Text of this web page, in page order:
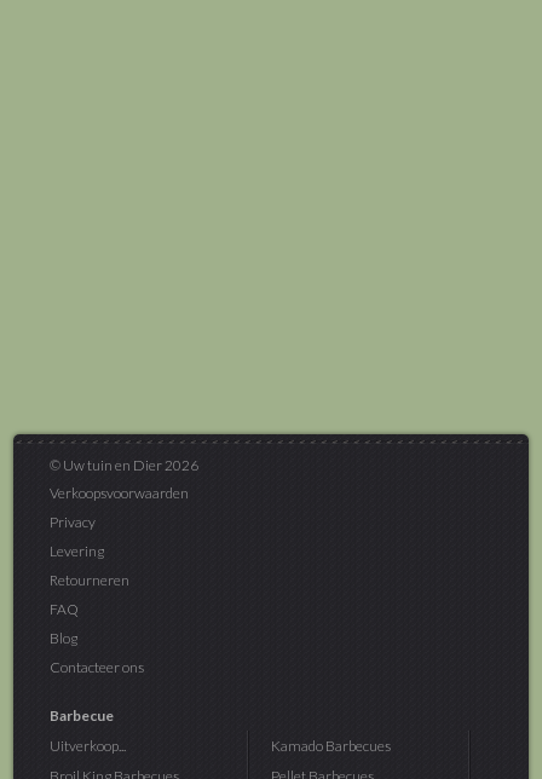
© Uw tuin en Dier 2026
Verkoopsvoorwaarden
Privacy
Levering
Retourneren
FAQ
Blog
Contacteer ons
Barbecue
Uitverkoop...
Kamado Barbecues